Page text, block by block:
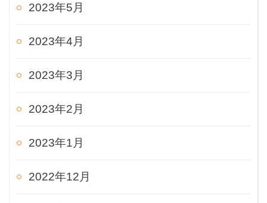
2023年5月
2023年4月
2023年3月
2023年2月
2023年1月
2022年12月